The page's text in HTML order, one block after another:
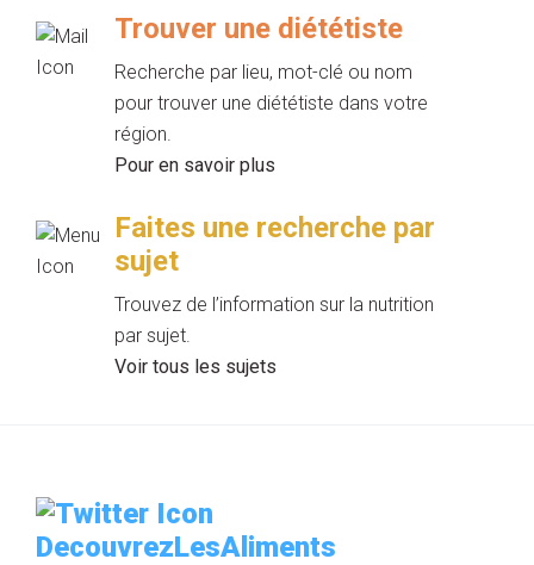
Trouver une diététiste
Recherche par lieu, mot-clé ou nom
pour trouver une diététiste dans votre
région.
Pour en savoir plus
Faites une recherche par
sujet
Trouvez de l’information sur la nutrition
par sujet.
Voir tous les sujets
DecouvrezLesAliments